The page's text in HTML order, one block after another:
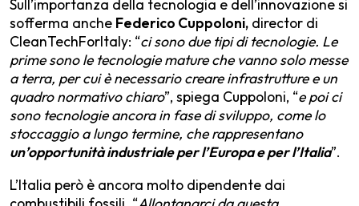
Sull’importanza della tecnologia e dell’innovazione si
sofferma anche Federico Cuppoloni, director di
CleanTechForItaly: “ci sono due tipi di tecnologie. Le
prime sono le tecnologie mature che vanno solo messe
a terra, per cui è necessario creare infrastrutture e un
quadro normativo chiaro”, spiega Cuppoloni, “e poi ci
sono tecnologie ancora in fase di sviluppo, come lo
stoccaggio a lungo termine, che rappresentano
un’opportunità industriale per l’Europa e per l’Italia”.
L’Italia però è ancora molto dipendente dai